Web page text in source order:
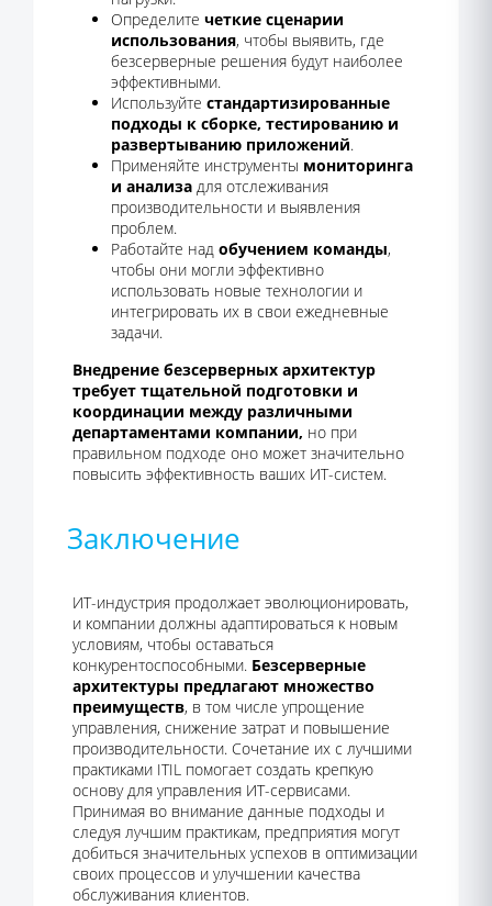
Определите четкие сценарии
использования, чтобы выявить, где
безсерверные решения будут наиболее
эффективными.
Используйте стандартизированные
подходы к сборке, тестированию и
развертыванию приложений.
Применяйте инструменты мониторинга
и анализа для отслеживания
производительности и выявления
проблем.
Работайте над обучением команды,
чтобы они могли эффективно
использовать новые технологии и
интегрировать их в свои ежедневные
задачи.
Внедрение безсерверных архитектур
требует тщательной подготовки и
координации между различными
департаментами компании, но при
правильном подходе оно может значительно
повысить эффективность ваших ИТ-систем.
Заключение
ИТ-индустрия продолжает эволюционировать,
и компании должны адаптироваться к новым
условиям, чтобы оставаться
конкурентоспособными. Безсерверные
архитектуры предлагают множество
преимуществ, в том числе упрощение
управления, снижение затрат и повышение
производительности. Сочетание их с лучшими
практиками ITIL помогает создать крепкую
основу для управления ИТ-сервисами.
Принимая во внимание данные подходы и
следуя лучшим практикам, предприятия могут
добиться значительных успехов в оптимизации
своих процессов и улучшении качества
обслуживания клиентов.